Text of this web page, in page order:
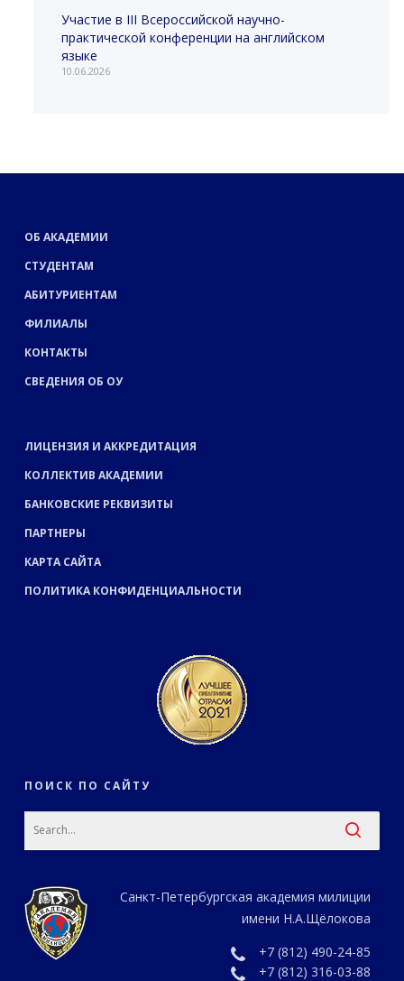
Участие в III Всероссийской научно-
практической конференции на английском
языке
10.06.2026
ОБ АКАДЕМИИ
СТУДЕНТАМ
АБИТУРИЕНТАМ
ФИЛИАЛЫ
КОНТАКТЫ
СВЕДЕНИЯ ОБ ОУ
ЛИЦЕНЗИЯ И АККРЕДИТАЦИЯ
КОЛЛЕКТИВ АКАДЕМИИ
БАНКОВСКИЕ РЕКВИЗИТЫ
ПАРТНЕРЫ
КАРТА САЙТА
ПОЛИТИКА КОНФИДЕНЦИАЛЬНОСТИ
ПОИСК ПО САЙТУ
Санкт-Петербургская академия милиции
имени Н.А.Щёлокова
+7 (812) 490-24-85
+7 (812) 316-03-88